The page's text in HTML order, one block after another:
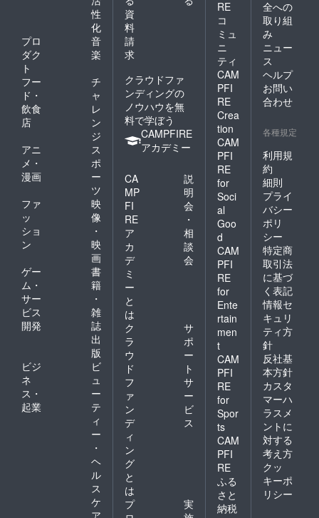
性
化
プロ
ダク
ト
音
楽
フー
ド・
飲食
店
チ
ャ
レ
ン
ジ
アニ
メ・
漫画
ス
ポ
ー
ツ
ファ
ッ
ショ
ン
映
像
・
映
画
ゲー
ム・
サー
ビス
開発
書
籍
・
雑
誌
出
版
ビジ
ネ
ス・
起業
ビ
ュ
ー
テ
ィ
ー
・
ヘ
ル
ス
ケ
資
料
請
求
クラウドファ
ンディングの
ノウハウを無
料で学ぼう
CAMPFIRE
アカデミー
CA
MP
FI
RE
ア
カ
デ
ミ
ー
と
は
説
明
会
・
相
談
会
ク
ラ
ウ
ド
フ
ァ
ン
デ
ィ
ン
グ
と
は
サ
ポ
ー
ト
サ
ー
ビ
ス
プ
実
RE
コ
ミュ
ニ
ティ
CAM
PFI
RE
Crea
tion
CAM
PFI
RE
for
Soci
al
Goo
d
CAM
PFI
RE
for
Ente
rtain
men
t
CAM
PFI
RE
for
Spor
ts
CAM
PFI
RE
ふる
さと
納税
全への
取り組
み
ニュー
ス
ヘルプ
お問い
合わせ
各種規定
利用規
約
細則
プライ
バシー
ポリ
シー
特定商
取引法
に基づ
く表記
情報セ
キュリ
ティ方
針
反社基
本方針
カスタ
マーハ
ラスメ
ントに
対する
考え方
クッ
キーポ
リシー